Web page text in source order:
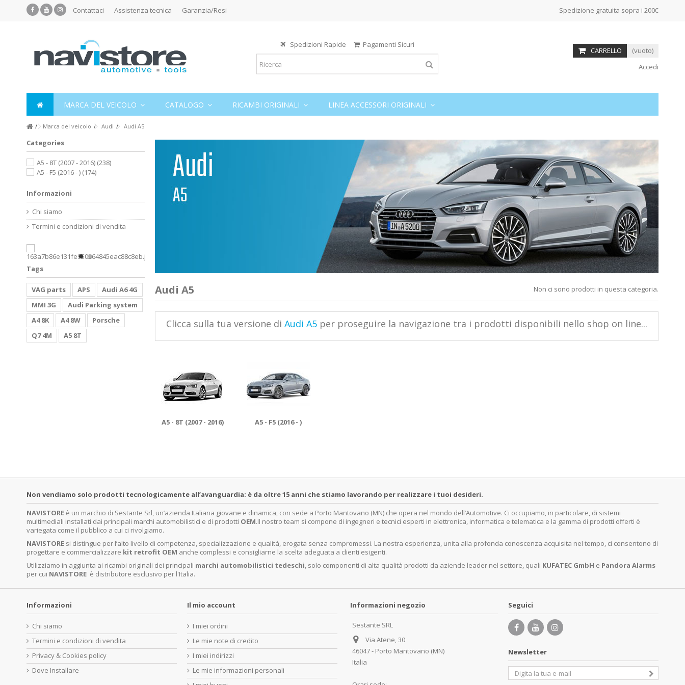
Contattaci Assistenza tecnica Garanzia/Resi Spedizione gratuita sopra i 200€
Spedizioni Rapide Pagamenti Sicuri
CARRELLO
(vuoto)
Accedi
MARCA DEL VEICOLO CATALOGO RICAMBI ORIGINALI LINEA ACCESSORI ORIGINALI
Marca del veicolo Audi Audi A5
Audi A5 Non ci sono prodotti in questa categoria.
Clicca sulla tua versione di Audi A5 per proseguire la navigazione tra i prodotti disponibili nello shop on line...
A5 - 8T (2007 - 2016) A5 - F5 (2016 - )
Categories
A5 - 8T (2007 - 2016) (238)
A5 - F5 (2016 - ) (174)
Informazioni
Chi siamo
Termini e condizioni di vendita
Tags
VAG parts APS
Audi A6 4G
MMI 3G
Audi Parking system
A4 8K
A4 8W
Porsche
Q7 4M
A5 8T
Non vendiamo solo prodotti tecnologicamente all’avanguardia: è da oltre 15 anni che stiamo lavorando per realizzare i tuoi desideri.
NAVISTORE è un marchio di Sestante Srl, un’azienda Italiana giovane e dinamica, con sede a Porto Mantovano (MN) che opera nel mondo dell’Automotive. Ci occupiamo, in particolare, di sistemi
multimediali installati dai principali marchi automobilistici e di prodotti OEM.Il nostro team si compone di ingegneri e tecnici esperti in elettronica, informatica e telematica e la gamma di prodotti offerti è
variegata come il pubblico a cui ci rivolgiamo.
NAVISTORE si distingue per l’alto livello di competenza, specializzazione e qualità, erogata senza compromessi. La nostra esperienza, unita alla profonda conoscenza acquisita nel tempo, ci consentono di
progettare e commercializzare kit retrofit OEM anche complessi e consigliarne la scelta adeguata a clienti esigenti.
Utilizziamo in aggiunta ai ricambi originali dei principali marchi automobilistici tedeschi, solo componenti di alta qualità prodotti da aziende leader nel settore, quali KUFATEC GmbH e Pandora Alarms
per cui NAVISTORE è distributore esclusivo per l'Italia.
Informazioni
Chi siamo
Termini e condizioni di vendita
Privacy & Cookies policy
Dove Installare
Il mio account
I miei ordini
Le mie note di credito
I miei indirizzi
Le mie informazioni personali
Informazioni negozio
Sestante SRL
Via Atene, 30
46047 - Porto Mantovano (MN)
Italia
Seguici
Newsletter